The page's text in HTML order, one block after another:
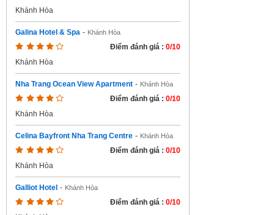
Khánh Hòa
Galina Hotel & Spa - Khánh Hòa
Điểm đánh giá : 0/10
Khánh Hòa
Nha Trang Ocean View Apartment - Khánh Hòa
Điểm đánh giá : 0/10
Khánh Hòa
Celina Bayfront Nha Trang Centre - Khánh Hòa
Điểm đánh giá : 0/10
Khánh Hòa
Galliot Hotel - Khánh Hòa
Điểm đánh giá : 0/10